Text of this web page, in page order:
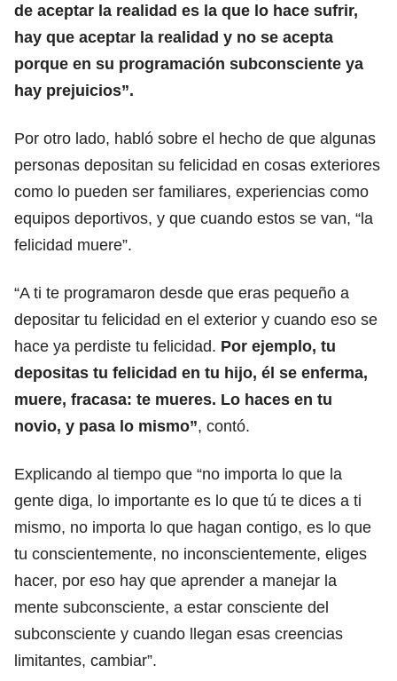
de aceptar la realidad es la que lo hace sufrir,
hay que aceptar la realidad y no se acepta
porque en su programación subconsciente ya
hay prejuicios”.
Por otro lado, habló sobre el hecho de que algunas
personas depositan su felicidad en cosas exteriores
como lo pueden ser familiares, experiencias como
equipos deportivos, y que cuando estos se van, “la
felicidad muere”.
“A ti te programaron desde que eras pequeño a
depositar tu felicidad en el exterior y cuando eso se
hace ya perdiste tu felicidad. Por ejemplo, tu
depositas tu felicidad en tu hijo, él se enferma,
muere, fracasa: te mueres. Lo haces en tu
novio, y pasa lo mismo”, contó.
Explicando al tiempo que “no importa lo que la
gente diga, lo importante es lo que tú te dices a ti
mismo, no importa lo que hagan contigo, es lo que
tu conscientemente, no inconscientemente, eliges
hacer, por eso hay que aprender a manejar la
mente subconsciente, a estar consciente del
subconsciente y cuando llegan esas creencias
limitantes, cambiar”.